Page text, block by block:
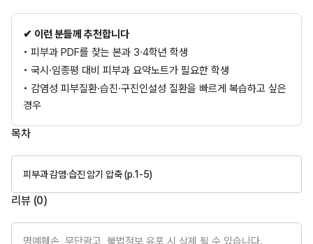
✔ 이런 분들께 추천합니다
• 피부과 PDF를 찾는 본과 3·4학년 학생
• 국시·임종평 대비 피부과 요약노트가 필요한 학생
• 감염성 피부질환·습진·구진인설성 질환을 빠르게 복습하고 싶은
경우
목차
피부과 감염·습진 암기 압축 (p.1-5)
리뷰 (0)
명예훼손, 무단광고, 불법정보 유포 시 삭제 될 수 있습니다.